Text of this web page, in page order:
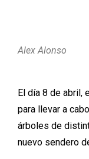
Alex Alonso
El día 8 de abril,
para llevar a
árboles de
nuevo sendero